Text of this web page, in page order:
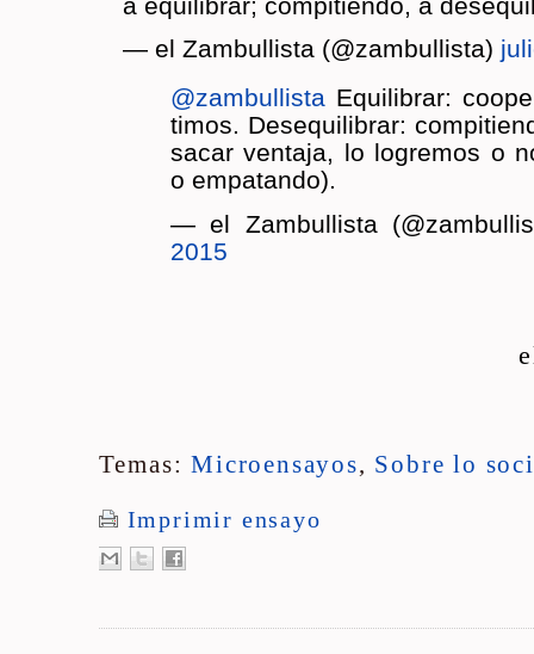
— el Zam­bu­llis­ta (@zam­bu­llis­ta)
@zam­bu­llis­taEqui­li­brar:
ti­mos. Des­equi­li­brar:
sacar ven­ta­ja, lo lo­gre­mos o
o em­pa­tan­do).
— el Zam­bu­llis­ta
2015
Temas:Microensayos, Sobre lo
Imprimir ensayo